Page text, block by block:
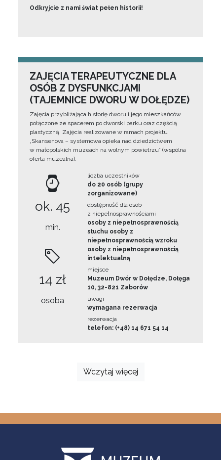
Odkryjcie z nami świat pełen historii!
ZAJĘCIA TERAPEUTYCZNE DLA
OSÓB Z DYSFUNKCJAMI
(TAJEMNICE DWORU W DOŁĘDZE)
Zajęcia przybliżająca historię dworu i jego mieszkańców
połączone ze spacerem po dworski parku oraz częścią
plastyczną. Zajęcia realizowane w ramach projektu
„Skansenova – systemowa opieka nad dziedzictwem
w małopolskich muzeach na wolnym powietrzu” (wspólna
oferta muzealna).
ok. 45
min.
14 zł
osoba
liczba uczestników
do 20 osób (grupy
zorganizowane)
dostępność dla osób
z niepełnosprawnościami
osoby z niepełnosprawnością
słuchu osoby z
niepełnosprawnością wzroku
osoby z niepełnosprawnością
intelektualną
miejsce
Muzeum Dwór w Dołędze, Dołęga
10, 32-821 Zaborów
uwagi
wymagana rezerwacja
rezerwacja
telefon: (+48) 14 671 54 14
Wczytaj więcej